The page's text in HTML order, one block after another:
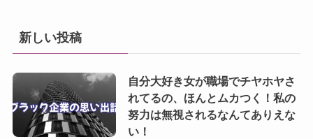
新しい投稿
自分大好き女が職場でチヤホヤさ
れてるの、ほんとムカつく！私の
努力は無視されるなんてありえな
い！